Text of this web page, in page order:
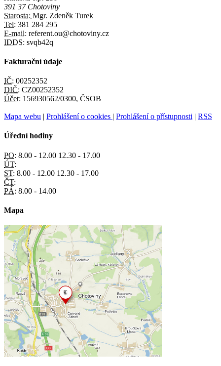
391 37 Chotoviny
Starosta: Mgr. Zdeněk Turek
Tel: 381 284 295
E-mail: referent.ou@chotoviny.cz
IDDS: svqb42q
Fakturační údaje
IČ: 00252352
DIČ: CZ00252352
Účet: 156930562/0300, ČSOB
Mapa webu | Prohlášení o cookies | Prohlášení o přístupnosti | RSS
Úřední hodiny
PO: 8.00 - 12.00 12.30 - 17.00
ÚT:
ST: 8.00 - 12.00 12.30 - 17.00
ČT:
PÁ: 8.00 - 14.00
Mapa